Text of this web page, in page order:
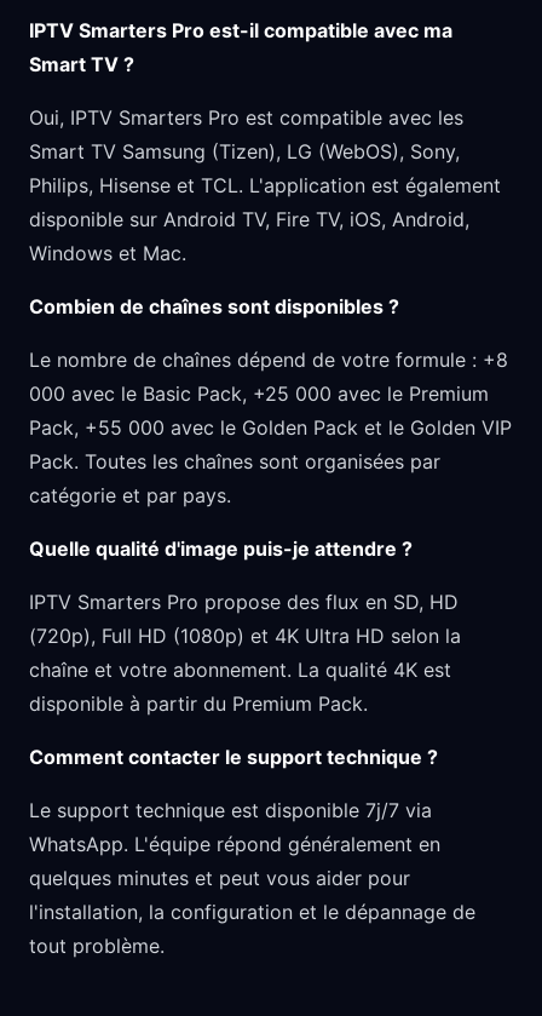
IPTV Smarters Pro est-il compatible avec ma
Smart TV ?
Oui, IPTV Smarters Pro est compatible avec les
Smart TV Samsung (Tizen), LG (WebOS), Sony,
Philips, Hisense et TCL. L'application est également
disponible sur Android TV, Fire TV, iOS, Android,
Windows et Mac.
Combien de chaînes sont disponibles ?
Le nombre de chaînes dépend de votre formule : +8
000 avec le Basic Pack, +25 000 avec le Premium
Pack, +55 000 avec le Golden Pack et le Golden VIP
Pack. Toutes les chaînes sont organisées par
catégorie et par pays.
Quelle qualité d'image puis-je attendre ?
IPTV Smarters Pro propose des flux en SD, HD
(720p), Full HD (1080p) et 4K Ultra HD selon la
chaîne et votre abonnement. La qualité 4K est
disponible à partir du Premium Pack.
Comment contacter le support technique ?
Le support technique est disponible 7j/7 via
WhatsApp. L'équipe répond généralement en
quelques minutes et peut vous aider pour
l'installation, la configuration et le dépannage de
tout problème.